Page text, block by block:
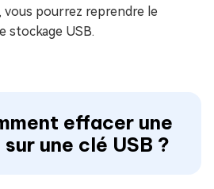
vous pourrez reprendre le
stockage USB.
effacer une
une clé USB ?